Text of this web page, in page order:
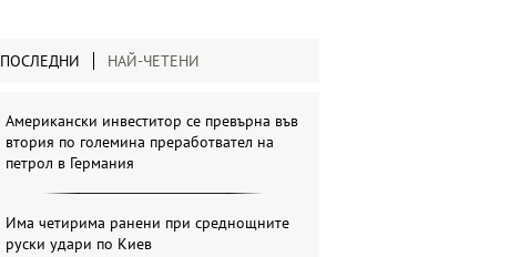
ПОСЛЕДНИ НАЙ-ЧЕТЕНИ
Американски инвеститор се превърна във
втория по големина преработвател на
петрол в Германия
Има четирима ранени при среднощните
руски удари по Киев